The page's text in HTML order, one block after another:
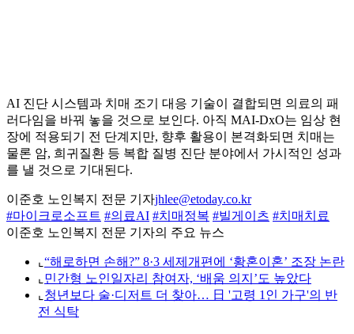
AI 진단 시스템과 치매 조기 대응 기술이 결합되면 의료의 패
러다임을 바꿔 놓을 것으로 보인다. 아직 MAI‑DxO는 임상 현
장에 적용되기 전 단계지만, 향후 활용이 본격화되면 치매는
물론 암, 희귀질환 등 복합 질병 진단 분야에서 가시적인 성과
를 낼 것으로 기대된다.
이준호 노인복지 전문 기자jhlee@etoday.co.kr
#마이크로소프트 #의료AI #치매정복 #빌게이츠 #치매치료
이준호 노인복지 전문 기자의 주요 뉴스
⌞ “해로하면 손해?” 8·3 세제개편에 ‘황혼이혼’ 조장 논란
⌞ 민간형 노인일자리 참여자, ‘배움 의지’도 높았다
⌞ 청년보다 술·디저트 더 찾아… 日 '고령 1인 가구'의 반
전 식탁